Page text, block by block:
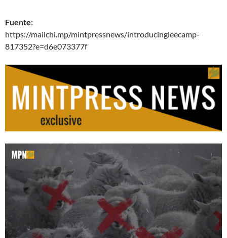
Fuente:
https://mailchi.mp/mintpressnews/introducingleecamp-
817352?e=d6e073377f